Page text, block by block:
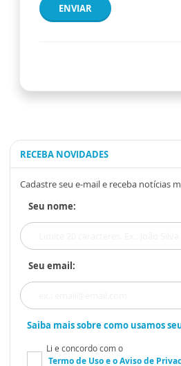
ENVIAR
RECEBA NOVIDADES
Cadastre seu e-mail e receba notícias
Seu nome:
Seu email:
Saiba mais sobre como usamos
Li e concordo com o
Termo de Usoe oAviso de